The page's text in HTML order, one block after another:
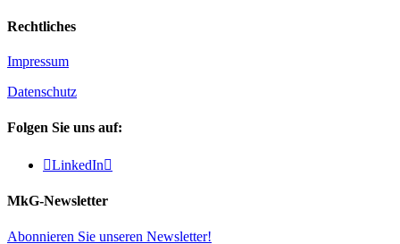
Rechtliches
Impressum
Datenschutz
Folgen Sie uns auf:
LinkedIn
MkG-Newsletter
Abonnieren Sie unseren Newsletter!